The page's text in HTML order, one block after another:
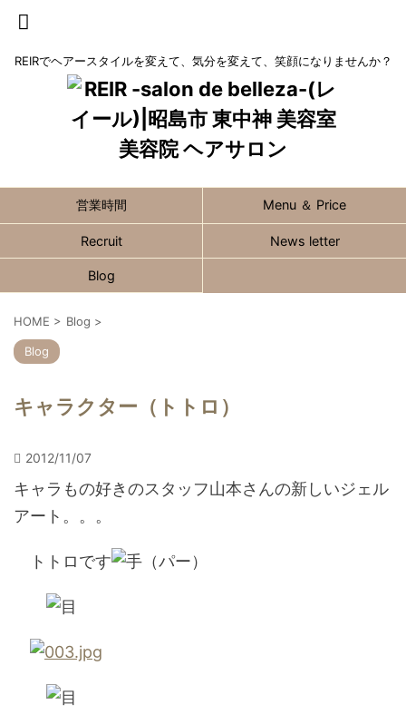
REIRでヘアースタイルを変えて、気分を変えて、笑顔になりませんか？
営業時間 Menu ＆ Price
Recruit News letter
Blog
HOME > Blog >
Blog
キャラクター（トトロ）
2012/11/07
キャラもの好きのスタッフ山本さんの新しいジェル
アート。。。
トトロです